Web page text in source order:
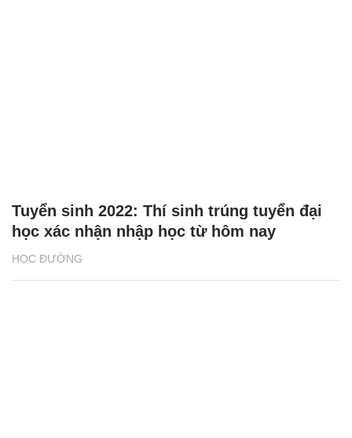
HỌC ĐƯỜNG
Tuyển sinh 2022: Thí sinh trúng tuyển đại
học xác nhận nhập học từ hôm nay